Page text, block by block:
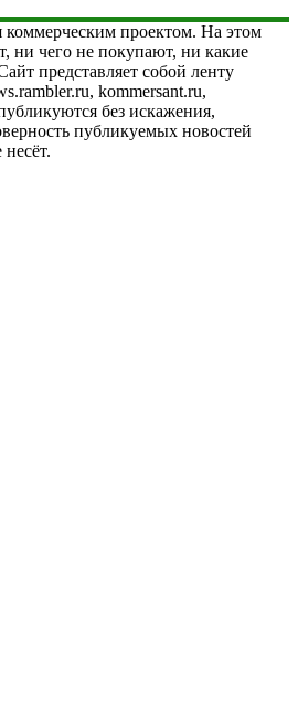
коммерческим проектом. На этом
ни чего не покупают, ни какие
представляет собой ленту
kommersant.ru,
без искажения,
публикуемых новостей